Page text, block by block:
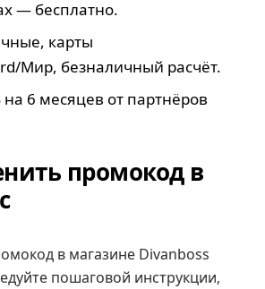
— бесплатно.
карты
Mир, безналичный расчёт.
на 6 месяцев от партнёров
промокод в
в магазине Divanboss
пошаговой инструкции,